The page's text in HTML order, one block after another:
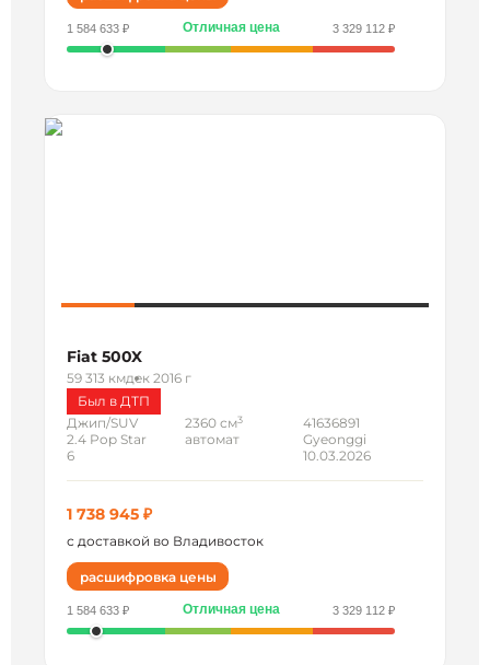
1 584 633 ₽ Отличная цена 3 329 112 ₽
Fiat 500X
59 313 кмдек 2016 г
Был в ДТП
Джип/SUV
2.4 Pop Star
6
2360 см3
автомат
41636891
Gyeonggi
10.03.2026
1 738 945 ₽
с доставкой во Владивосток
расшифровка цены
1 584 633 ₽ Отличная цена 3 329 112 ₽